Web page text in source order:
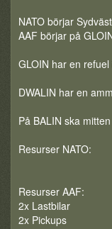
NATO börjar
AAF börjar på
GLOIN har en
DWALIN har en
På BALIN ska
Resurser NATO:
Resurser AAF:
2x Lastbilar
2x Pickups